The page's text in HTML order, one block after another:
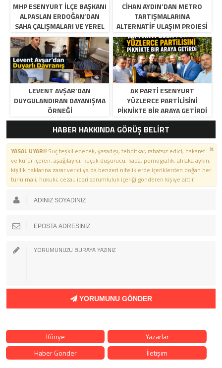
MHP ESENYURT İLÇE BAŞKANI
ALPASLAN ERDOĞAN’DAN
SAHA ÇALIŞMALARI VE YEREL
GÜNDEME İLIŞKIN
AÇIKLAMALAR
CIHAN AYDIN’DAN METRO
TARTIŞMALARINA
ALTERNATIF ULAŞIM PROJESI
LEVENT AVŞAR’DAN
DUYGULANDIRAN DAYANIŞMA
ÖRNEĞI
AK PARTI ESENYURT
YÜZLERCE PARTILISINI
PIKNIKTE BIR ARAYA GETIRDI
HABER HAKKINDA GÖRÜŞ BELİRT
YASAL UYARI! Suç teşkil edecek, yasadışı, tehditkar, rahatsız edici, hakaret
ve küfür içeren, aşağılayıcı, küçük düşürücü, kaba, pornografik, ahlaka aykırı,
kişilik haklarına zarar verici ya da benzeri niteliklerde içeriklerden doğan her
türlü mali, hukuki, cezai, idari sorumluluk içeriği gönderen kişiye aittir.
YORUMUNU GÖNDER
Künye
Yazarlar
Haber Gönder
İletişim